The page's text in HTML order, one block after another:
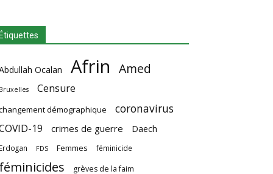
Ocalan Afrin Amed
Censure
démographique coronavirus
19 crimes de guerre Daech
FDS Femmes féminicide
grèves de la faim